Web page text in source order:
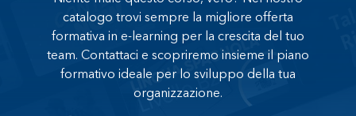
catalogo trovi sempre la migliore offerta
formativa in e-learning per la crescita del tuo
team. Contattaci e scopriremo insieme il piano
formativo ideale per lo sviluppo della tua
organizzazione.